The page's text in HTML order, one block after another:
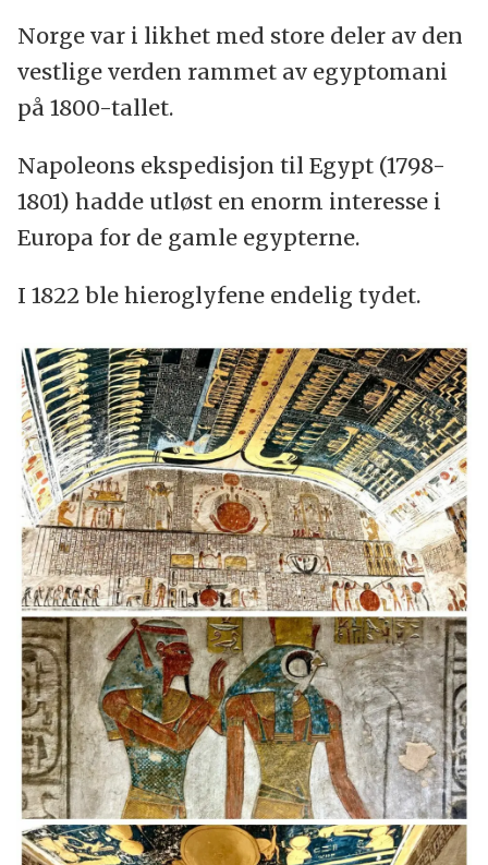
Norge var i likhet med store deler av den
vestlige verden rammet av egyptomani
på 1800-tallet.
Napoleons ekspedisjon til Egypt (1798-
1801) hadde utløst en enorm interesse i
Europa for de gamle egypterne.
I 1822 ble hieroglyfene endelig tydet.